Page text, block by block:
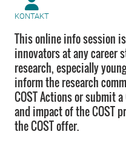
KONTAKT
This online info session
innovators at any career
research, especially
inform the research
COST Actions or submit
and impact of the COST
the COST offer.